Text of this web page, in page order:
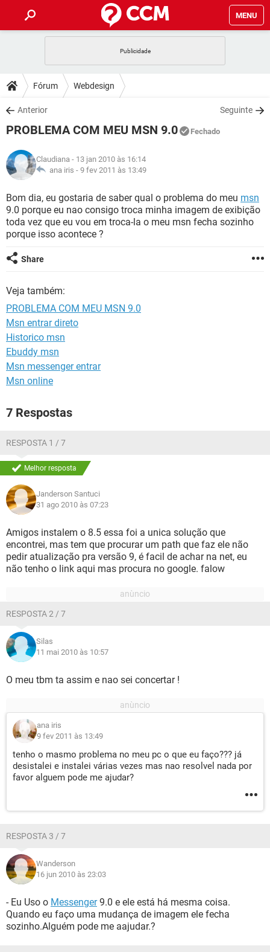
MENU
CELULAR
OUTLOOK
INSTAGRAM GMAIL
GUIA DE COMPRAS
DICAS
JOGOS
INSTAGRAM GMAIL
GUIA DE COMPRAS
DOWNLOADS
JOGOS WHATSAPP
CELULAR
OUTLOOK EXCEL
INSTAGRAM GMAIL
GUIA DE COMPRAS
JOGOS WHATSAPP
CELULAR
OUTLOOK EXCEL
INSTAGRAM GMAIL
GLOSSÁRIO
JOGOS WHATSAPP
CELULAR FACEBOOK
OUTLOOK
INSTAGRAM
Fórum Webdesign
Anterior Seguinte
PROBLEMA COM MEU MSN 9.0 Fechado
Claudiana - 13 jan 2010 às 16:14
ana iris - 9 fev 2011 às 13:49
Bom dia, eu gostaria de saber qual o problema do meu msn
9.0 porque eu nao consigo troca minha imagem de exibição
toda vez que eu vou em troca-la o meu msn fecha sozinho
porque isso acontece ?
Share
Veja também:
PROBLEMA COM MEU MSN 9.0
Msn entrar direto
Historico msn
Ebuddy msn
Msn messenger entrar
Msn online
7 Respostas
RESPOSTA 1 / 7
Melhor resposta
Janderson Santuci
31 ago 2010 às 07:23
Amigos instalem o 8.5 essa foi a unica solução que
encontrei, mas tem que procurar um path que faz ele não
pedir atualização pra versão 9, é facil de achar na net, eu
não tenho o link aqui mas procura no google. falow
RESPOSTA 2 / 7
Silas
11 mai 2010 às 10:57
O meu tbm ta assim e nao sei concertar !
ana iris
9 fev 2011 às 13:49
tenho o masmo problema no meu pc o que eu faço??? já
desistalei e instalei várias vezes mas nao resolvel nada por
favor alguem pode me ajudar?
RESPOSTA 3 / 7
Wanderson
16 jun 2010 às 23:03
- Eu Uso o Messenger9.0 e ele está há mesma coisa.
Quando eu faço uma mudança de imagem ele fecha
sozinho.Alguém pode me aajudar.?